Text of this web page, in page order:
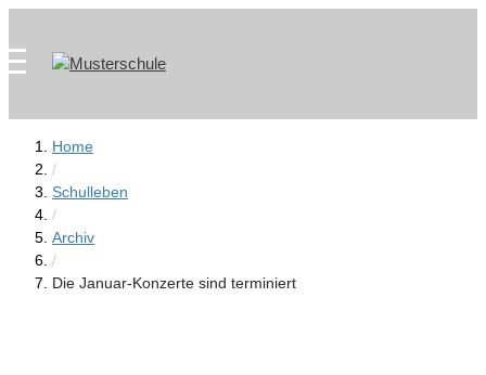
springen
content
Home
/
Schulleben
/
Archiv
/
Die Januar-Konzerte sind terminiert